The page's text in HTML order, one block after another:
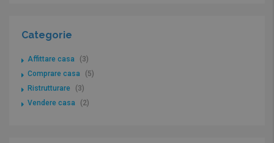
Categorie
Affittare casa
(3)
Comprare casa
(5)
Ristrutturare
(3)
Vendere casa
(2)